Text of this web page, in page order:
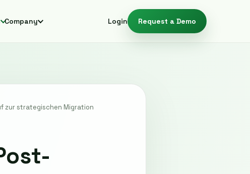
Company Login Request a Demo
zur strategischen Migration